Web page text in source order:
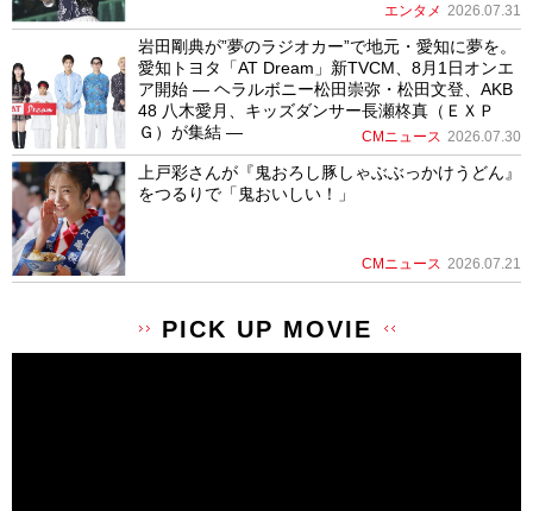
エンタメ 2026.07.31
岩田剛典が”夢のラジオカー”で地元・愛知に夢を。
愛知トヨタ「AT Dream」新TVCM、8月1日オンエ
ア開始 ― ヘラルボニー松田崇弥・松田文登、AKB
48 八木愛月、キッズダンサー長瀬柊真（ＥＸＰ
Ｇ）が集結 ―
CMニュース 2026.07.30
上戸彩さんが『鬼おろし豚しゃぶぶっかけうどん』
をつるりで「鬼おいしい！」
CMニュース 2026.07.21
PICK UP MOVIE